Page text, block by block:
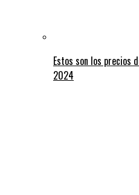
Estos son los precios
2024